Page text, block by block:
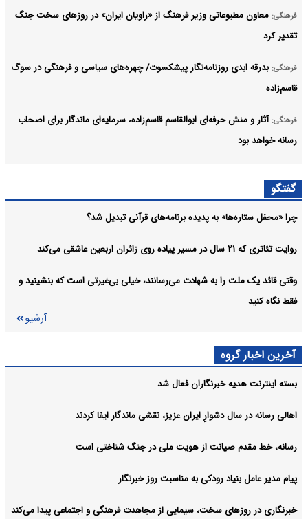
فرهنگی: معاون مطبوعاتی وزیر فرهنگ از «راویان ایران» در روزهای سخت جنگ
تقدیر کرد
فرهنگی: بدرقه ابدی روزنامه‌نگار پیشکسوت/ چهره‌های سیاسی و فرهنگی در سوگ
قاسم‌زاده
فرهنگی: آثار و منش حرفه‌ای ابوالقاسم قاسم‌زاده، سرمایه‌ای ماندگار برای اصحاب
رسانه خواهد بود
هنرهای نمایشی گذاشت
فرهنگی: ابوالقاسم قاسم‌زاده روزنامه‌نگار پیشکسوت درگذشت
آرشیو
گفتگو
چرا «محفل ستاره‌ها» به پدیده برنامه‌های قرآنی تبدیل شد؟
روایت تئاتری که ۲۱ سال در مسیر پیاده روی زائران اربعین عاشقی می‌کند
وقتی قائد یک ملت را به شهادت می‌رسانند، خیلی بی‌غیرتی است که بنشینید و
فقط نگاه کنید
آرشیو
آخرین اخبار گروه
بسته اینترنت هدیه خبرنگاران فعال شد
اهالی رسانه در سال دشوارِ ایران عزیز، نقشی ماندگار ایفا کردند
رسانه، خط مقدم صیانت از هویت ملی در جنگ شناختی است
پیام مدیر عامل بنیاد رودکی به مناسبت روز خبرنگار
خبرنگاری در روزهای سخت، سیمایی از مجاهدت فرهنگی و اجتماعی پیدا می‌کند